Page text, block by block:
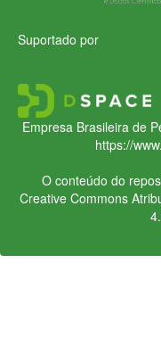
Suportado por
Empresa Brasileira de
https://
O conteúdo do
Creative Commons